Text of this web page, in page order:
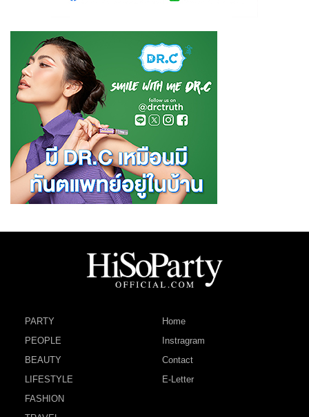
PARTY
PEOPLE
BEAUTY
LIFESTYLE
FASHION
Home
Instragram
Contact
E-Letter